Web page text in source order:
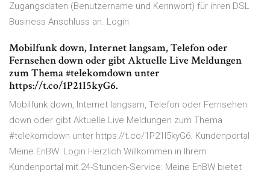
Zugangsdaten (Benutzername und Kennwort) für ihren DSL
Business Anschluss an. Login
Mobilfunk down, Internet langsam, Telefon oder
Fernsehen down oder gibt Aktuelle Live Meldungen
zum Thema #telekomdown unter
https://t.co/1P21I5kyG6.
Mobilfunk down, Internet langsam, Telefon oder Fernsehen
down oder gibt Aktuelle Live Meldungen zum Thema
#telekomdown unter https://t.co/1P21I5kyG6. Kundenportal
Meine EnBW: Login Herzlich Willkommen in Ihrem
Kundenportal mit 24-Stunden-Service: Meine EnBW bietet